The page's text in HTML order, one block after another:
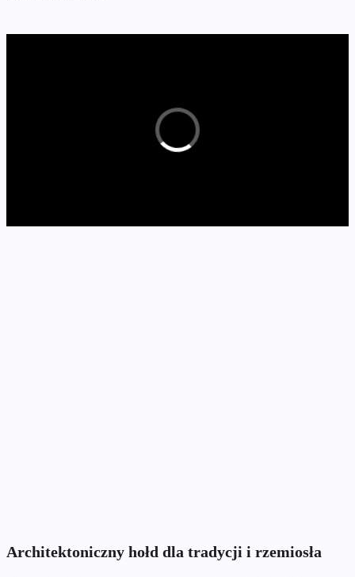
Architektoniczny hołd dla tradycji i rzemiosła